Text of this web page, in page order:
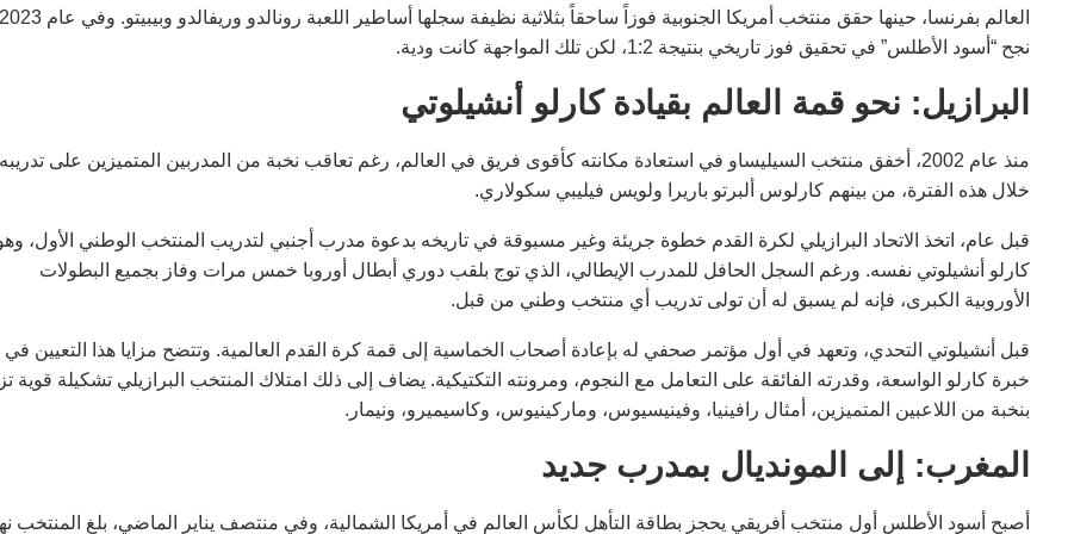
نجح “أسود الأطلس” في تحقيق فوز تاريخي بنتيجة 1:2، لكن تلك المواجهة كانت ودية.
البرازيل: نحو قمة العالم بقيادة كارلو أنشيلوتي
منذ عام 2002، أخفق منتخب السيليساو في استعادة مكانته كأقوى فريق في العالم، رغم تعاقب نخبة من المدربين المتميزين على تدريبه
خلال هذه الفترة، من بينهم كارلوس ألبرتو باريرا ولويس فيليبي سكولاري.
قبل عام، اتخذ الاتحاد البرازيلي لكرة القدم خطوة جريئة وغير مسبوقة في تاريخه بدعوة مدرب أجنبي لتدريب المنتخب الوطني الأول،
كارلو أنشيلوتي نفسه. ورغم السجل الحافل للمدرب الإيطالي، الذي توج بلقب دوري أبطال أوروبا خمس مرات وفاز بجميع البطولات
الأوروبية الكبرى، فإنه لم يسبق له أن تولى تدريب أي منتخب وطني من قبل.
قبل أنشيلوتي التحدي، وتعهد في أول مؤتمر صحفي له بإعادة أصحاب الخماسية إلى قمة كرة القدم العالمية. وتتضح مزايا هذا التعيين في
خبرة كارلو الواسعة، وقدرته الفائقة على التعامل مع النجوم، ومرونته التكتيكية. يضاف إلى ذلك امتلاك المنتخب البرازيلي تشكيلة قوية
بنخبة من اللاعبين المتميزين، أمثال رافينيا، وفينيسيوس، وماركينيوس، وكاسيميرو، ونيمار.
المغرب: إلى المونديال بمدرب جديد
أصبح أسود الأطلس أول منتخب أفريقي يحجز بطاقة التأهل لكأس العالم في أمريكا الشمالية، وفي منتصف يناير الماضي، بلغ المنتخب